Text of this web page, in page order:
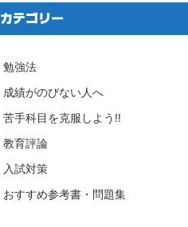
カテゴリー
勉強法
成績がのびない人へ
苦手科目を克服しよう‼
教育評論
入試対策
おすすめ参考書・問題集